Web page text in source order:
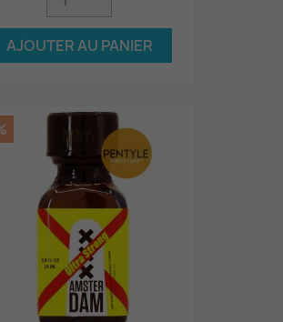
AJOUTER AU PANIER